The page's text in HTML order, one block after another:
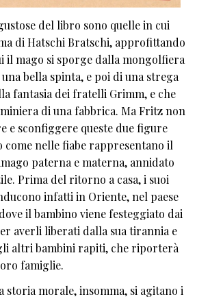
del libro sono quelle in cui
di Hatschi Bratschi, approfittando
il mago si sporge dalla mongolfiera
bella spinta, e poi di una strega
fantasia dei fratelli Grimm, e che
di una fabbrica. Ma Fritz non
e sconfiggere queste due figure
nelle fiabe rappresentano il
paterna e materna, annidato
Prima del ritorno a casa, i suoi
infatti in Oriente, nel paese
il bambino viene festeggiato dai
averli liberati dalla sua tirannia e
altri bambini rapiti, che riporterà
famiglie.
storia morale, insomma, si agitano i